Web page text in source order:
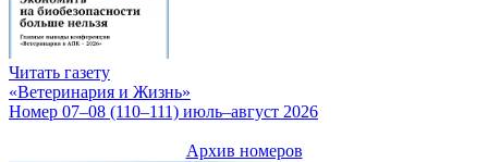
Читать газету
«Ветеринария и Жизнь»
Номер 07–08 (110–111) июль–август 2026
Архив номеров